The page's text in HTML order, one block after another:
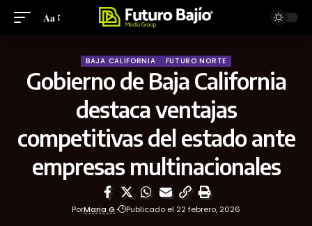
Aa
BAJA CALIFORNIA FUTURO NORTE
Gobierno de Baja California
destaca ventajas
competitivas del estado ante
empresas multinacionales
PorMaria G Publicado el 22 febrero, 2026